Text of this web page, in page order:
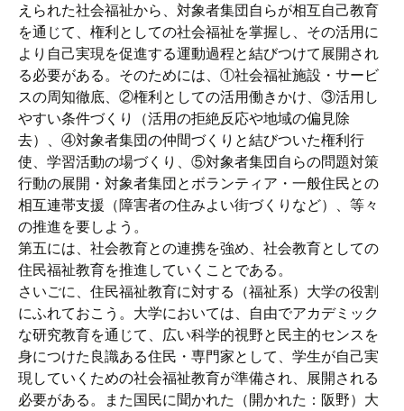
えられた社会福祉から、対象者集団自らが相互自己教育
を通じて、権利としての社会福祉を掌握し、その活用に
より自己実現を促進する運動過程と結びつけて展開され
る必要がある。そのためには、①社会福祉施設・サービ
スの周知徹底、②権利としての活用働きかけ、③活用し
やすい条件づくり（活用の拒絶反応や地域の偏見除
去）、④対象者集団の仲間づくりと結びついた権利行
使、学習活動の場づくり、⑤対象者集団自らの問題対策
行動の展開・対象者集団とボランティア・一般住民との
相互連帯支援（障害者の住みよい街づくりなど）、等々
の推進を要しよう。
第五には、社会教育との連携を強め、社会教育としての
住民福祉教育を推進していくことである。
さいごに、住民福祉教育に対する（福祉系）大学の役割
にふれておこう。大学においては、自由でアカデミック
な研究教育を通じて、広い科学的視野と民主的センスを
身につけた良識ある住民・専門家として、学生が自己実
現していくための社会福祉教育が準備され、展開される
必要がある。また国民に聞かれた（開かれた：阪野）大